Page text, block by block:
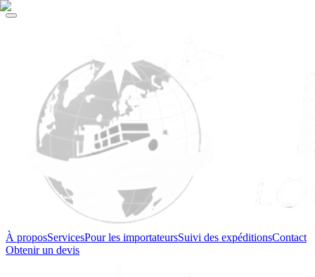
À proposServicesPour les importateursSuivi des expéditionsContact
Obtenir un devis